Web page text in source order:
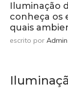
Iluminação
conheça os
quais
escrito por Admin